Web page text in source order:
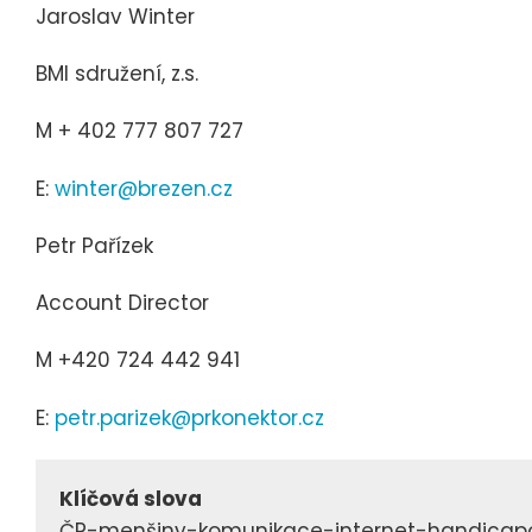
Jaroslav Winter
BMI sdružení, z.s.
M + 402 777 807 727
E: winter@brezen.cz
Petr Pařízek
Account Director
M +420 724 442 941
E: petr.parizek@prkonektor.cz
Klíčová slova